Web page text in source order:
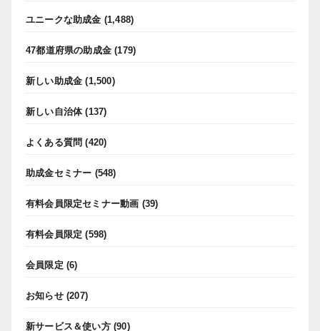
ユニークな助成金 (1,488)
47都道府県の助成金 (179)
新しい助成金 (1,500)
新しい自治体(137)
よくある質問 (420)
助成金セミナー (548)
有料会員限定セミナー動画 (39)
有料会員限定 (598)
会員限定 (6)
お知らせ(207)
新サービス＆使い方(90)